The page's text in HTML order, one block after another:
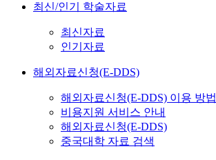
최신/인기 학술자료
최신자료
인기자료
해외자료신청(E-DDS)
해외자료신청(E-DDS) 이용 방법
비용지원 서비스 안내
해외자료신청(E-DDS)
중국대학 자료 검색